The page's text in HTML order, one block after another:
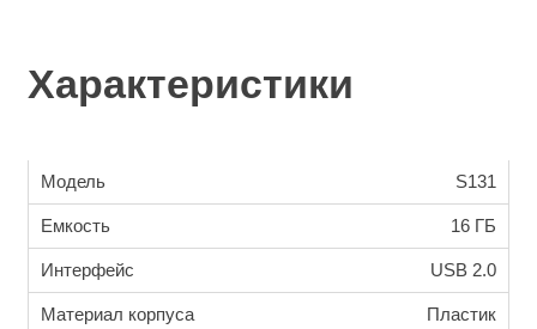
Характеристики
Модель S131
Емкость 16 ГБ
Интерфейс USB 2.0
Материал корпуса Пластик